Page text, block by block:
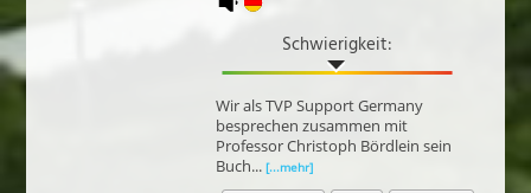
Schwierigkeit:
Wir als TVP Support Germany
besprechen zusammen mit
Professor Christoph Bördlein sein
Buch... [...mehr]